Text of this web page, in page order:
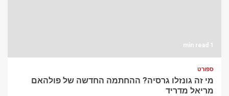
1 min read
ספורט
מי זה גונזלו גרסיה? ההחתמה החדשה של פולהאם
מריאל מדריד